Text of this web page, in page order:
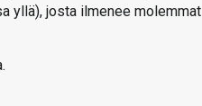
yllä), josta ilmenee molemmat